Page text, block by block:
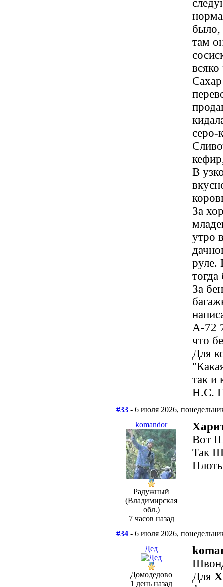
было,
там
всяко
серо-
В
За
утро
руле.
тогда
За
А-72
что
Для
так и
Н.С.
#33 - 6 июля 2026,
komandor
Радужный
(Владимирская
обл.)
7 часов назад
Вот
Так
#34 - 6 июля 2026,
Дед
Домодедово
1 день назад
Для